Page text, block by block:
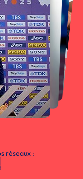
réseaux :